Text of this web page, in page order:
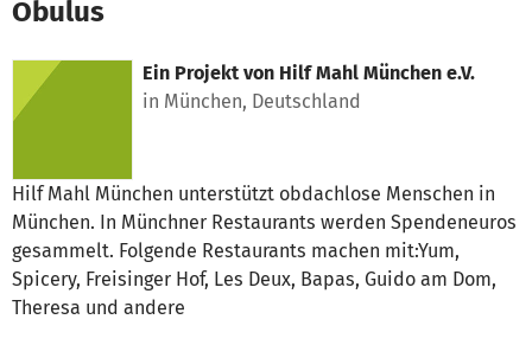
Obulus
Ein Projekt von Hilf Mahl München e.V.
in München, Deutschland
Hilf Mahl München unterstützt obdachlose Menschen in
München. In Münchner Restaurants werden Spendeneuros
gesammelt. Folgende Restaurants machen mit:Yum,
Spicery, Freisinger Hof, Les Deux, Bapas, Guido am Dom,
Theresa und andere